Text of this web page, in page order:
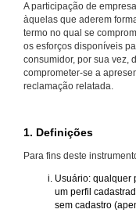
A participação de
àquelas que aderem
termo no qual se
os esforços disponíveis
consumidor, por sua vez,
comprometer-se a
reclamação relatada.
1. Definições
Para fins deste
Usuário: qualquer
um perfil
sem cadastro